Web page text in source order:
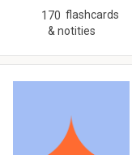
170 flashcards
& notities